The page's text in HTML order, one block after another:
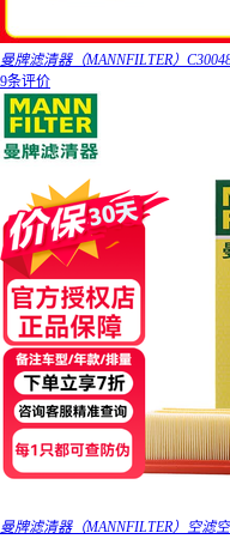
曼牌滤清器（MANNFILTER）
9条评价
曼牌滤清器（MANNFILTER）空滤